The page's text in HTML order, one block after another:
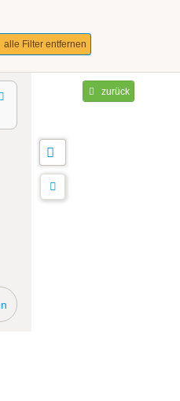
alle Filter entfernen
zurück